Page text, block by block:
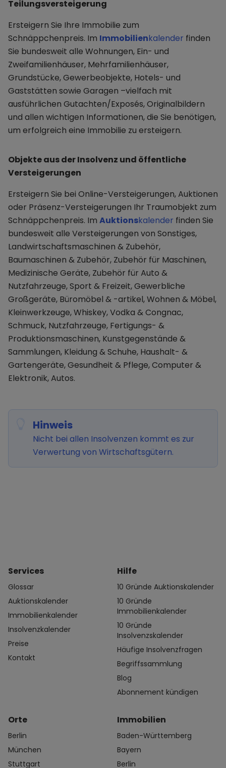
Teilungsversteigerung
Ersteigern Sie Ihre Immobilie zum
Schnäppchenpreis. Im Immobilienkalender finden
Sie bundesweit alle Wohnungen, Ein- und
Zweifamilienhäuser, Mehrfamilienhäuser,
Grundstücke, Gewerbeobjekte, Hotels- und
Gaststätten sowie Garagen –vielfach mit
ausführlichen Gutachten/Exposés, Originalbildern
und allen wichtigen Informationen, die Sie benötigen,
um erfolgreich eine Immobilie zu ersteigern.
Objekte aus der Insolvenz und öffentliche
Versteigerungen
Ersteigern Sie bei Online-Versteigerungen, Auktionen
oder Präsenz-Versteigerungen Ihr Traumobjekt zum
Schnäppchenpreis. Im Auktionskalender finden Sie
bundesweit alle Versteigerungen von Sonstiges,
Landwirtschaftsmaschinen & Zubehör,
Baumaschinen & Zubehör, Zubehör für Maschinen,
Medizinische Geräte, Zubehör für Auto &
Nutzfahrzeuge, Sport & Freizeit, Gewerbliche
Großgeräte, Büromöbel & -artikel, Wohnen & Möbel,
Kleinwerkzeuge, Whiskey, Vodka & Congnac,
Schmuck, Nutzfahrzeuge, Fertigungs- &
Produktionsmaschinen, Kunstgegenstände &
Sammlungen, Kleidung & Schuhe, Haushalt- &
Gartengeräte, Gesundheit & Pflege, Computer &
Elektronik, Autos.
Hinweis
Nicht bei allen Insolvenzen kommt es zur
Verwertung von Wirtschaftsgütern.
Services
Glossar
Auktionskalender
Immobilienkalender
Insolvenzkalender
Preise
Kontakt
Hilfe
10 Gründe Auktionskalender
10 Gründe
Immobilienkalender
10 Gründe
Insolvenzskalender
Häufige Insolvenzfragen
Begriffssammlung
Blog
Abonnement kündigen
Orte
Berlin
München
Stuttgart
Immobilien
Baden-Württemberg
Bayern
Berlin